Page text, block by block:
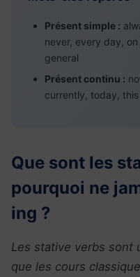
Présent simple :
never, every day,
general
Présent continu :
currently, today,
Que sont les
pourquoi ne
ing ?
Les stative verbs sont
que les cours